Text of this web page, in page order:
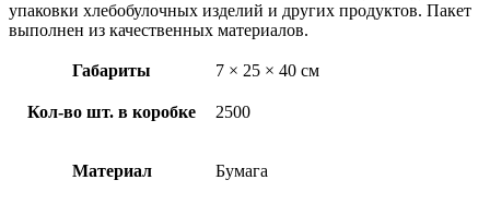
упаковки хлебобулочных изделий и других продуктов. Пакет
выполнен из качественных материалов.
Габариты 7 × 25 × 40 см
Кол-во шт. в коробке 2500
Материал Бумага